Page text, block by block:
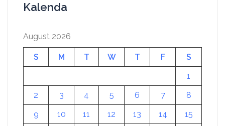
Kalenda
August 2026
S M T W T F
S
1
2
3 4 5 6 7
8
9
10 11 12 13 14
15